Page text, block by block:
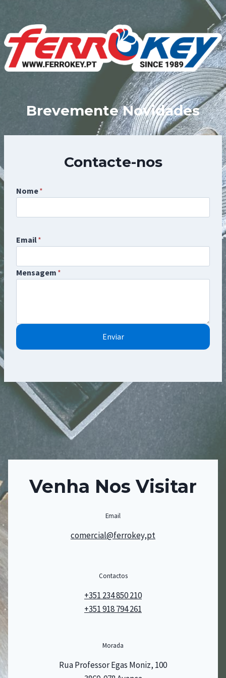
content
Brevemente Novidades
Contacte-nos
Nome*
Email*
Mensagem *
Enviar
Venha Nos Visitar
Email
comercial@ferrokey,pt
Contactos
+351 234 850 210
+351 918 794 261
Morada
Rua Professor Egas Moniz, 100